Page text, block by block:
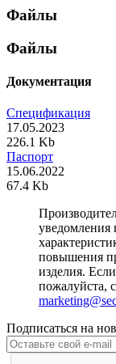
Файлы
Файлы
Документация
Спецификация
17.05.2023
226.1 Kb
Паспорт
15.06.2022
67.4 Kb
уведомления
повышения
изделия.
пожалуйста,
Подписаться на